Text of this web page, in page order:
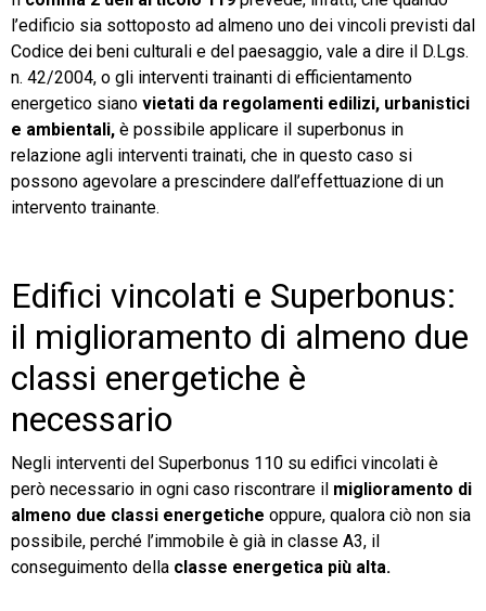
TeamSystem Corporate
TeamSystem Store
l’edificio sia sottoposto ad almeno uno dei vincoli previsti dal
Codice dei beni culturali e del paesaggio, vale a dire il D.Lgs.
n. 42/2004, o gli interventi trainanti di efficientamento
energetico siano vietati da regolamenti edilizi, urbanistici
e ambientali, è possibile applicare il superbonus in
relazione agli interventi trainati, che in questo caso si
possono agevolare a prescindere dall’effettuazione di un
intervento trainante.
Edifici vincolati e Superbonus:
il miglioramento di almeno due
classi energetiche è
necessario
Negli interventi del Superbonus 110 su edifici vincolati è
però necessario in ogni caso riscontrare il miglioramento di
almeno due classi energetiche oppure, qualora ciò non sia
possibile, perché l’immobile è già in classe A3, il
conseguimento della classe energetica più alta.